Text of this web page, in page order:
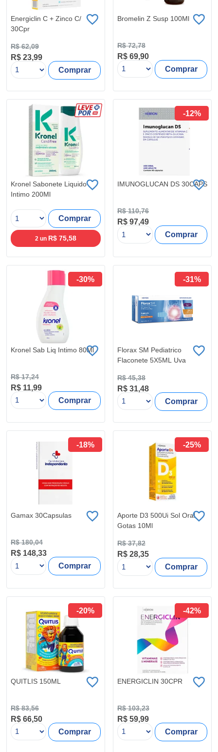
Energiclin C + Zinco C/
30Cpr
R$ 62,09
R$ 23,99
Comprar
Bromelin Z Susp 100Ml
R$ 72,78
R$ 69,90
Comprar
Kronel Sabonete Liquido
Intimo 200Ml
Comprar
2 un R$ 75,58
-12%
IMUNOGLUCAN DS 30CAPS
R$ 110,76
R$ 97,49
Comprar
-30%
Kronel Sab Liq Intimo 80Ml
R$ 17,24
R$ 11,99
Comprar
-31%
Florax SM Pediatrico
Flaconete 5X5ML Uva
R$ 45,38
R$ 31,48
Comprar
-18%
Gamax 30Capsulas
R$ 180,04
R$ 148,33
Comprar
-25%
Aporte D3 500Ui Sol Oral
Gotas 10Ml
R$ 37,82
R$ 28,35
Comprar
-20%
QUITLIS 150ML
R$ 83,56
R$ 66,50
Comprar
-42%
ENERGICLIN 30CPR
R$ 103,23
R$ 59,99
Comprar